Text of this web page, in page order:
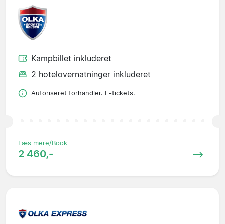
Kampbillet inkluderet
2 hotelovernatninger inkluderet
Autoriseret forhandler. E-tickets.
Læs mere/Book
2 460,-